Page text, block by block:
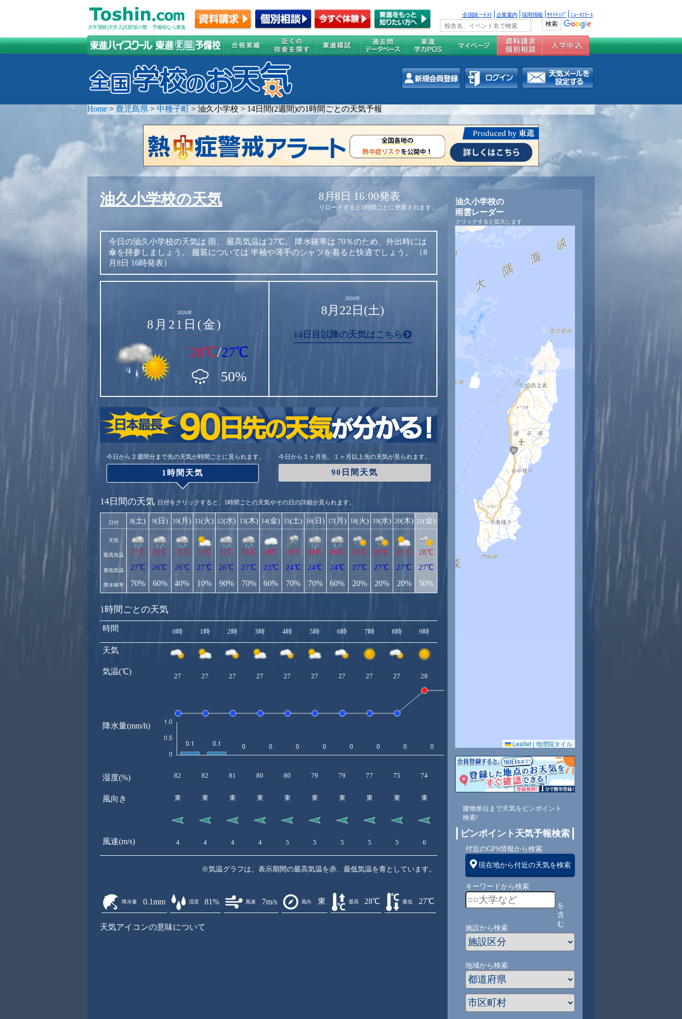
大学受験(大学入試)対策の塾・予備校なら東進
全国統一ﾃｽﾄ 企業案内 採用情報 ｻｲﾄﾏｯﾌﾟ ﾆｭｰｽﾘﾘｰｽ
Home > 鹿児島県 > 中種子町 > 油久小学校 > 14日間(2週間)の1時間ごとの天気予報
油久小学校の天気 8月8日 16:00発表
リロードすると1時間ごとに更新されます。
今日の油久小学校の天気は 雨。 最高気温は 27℃。 降水確率は 70％のため、外出時には
傘を持参しましょう。
服装については 半袖や薄手のシャツを着ると快適でしょう。
（8
月8日 16時発表）
2026年
8月21日(金)
28℃/27℃
50%
2026年
8月22日(土)
14日目以降の天気はこちら
今日から２週間分まで先の天気が時間ごとに見られます。
1時間天気
今日から１ヶ月先、１ヶ月以上先の天気が見られます。
90日間天気
14日間の天気 日付をクリックすると、1時間ごとの天気やその日の詳細が見られます。
日付
天気
最高気温
最低気温
降水確率
8(土)
27℃
27℃
70%
9(日)
29℃
26℃
60%
10(月)
29℃
26℃
40%
11(火)
30℃
27℃
10%
12(水)
32℃
26℃
90%
13(木)
30℃
27℃
70%
14(金)
29℃
23℃
60%
15(土)
31℃
24℃
70%
16(日)
30℃
24℃
70%
17(月)
30℃
24℃
60%
18(火)
28℃
27℃
20%
19(水)
29℃
27℃
20%
20(木)
29℃
27℃
20%
21(金)
28℃
27℃
50%
1時間ごとの天気
時間
天気
気温(℃)
降水量(mm/h)
湿度(%)
風向き
風速(m/s)
0時 1時 2時 3時 4時 5時 6時 7時 8時 9時
27 27 27 27 27 27 27 27 27 28
82 82 81 80 80 79 79 77 75 74 74 74 75 76
東 東 東 東 東 東 東 東 東 東
4 4 4 4 5 5 5 5 5 6
※気温グラフは、表示期間の最高気温を赤、最低気温を青としています。
降水量 0.1mm 湿度 81% 風速 7m/s 風向 東 最高 28℃ 最低 27℃
天気アイコンの意味について
油久小学校の
雨雲レーダー
クリックすると拡大します
Leaflet | 地理院タイル
建物単位まで天気をピンポイント
検索!
ピンポイント天気予報検索
付近のGPS情報から検索
現在地から付近の天気を検索
キーワードから検索
を
含
む
施設から検索
地域から検索